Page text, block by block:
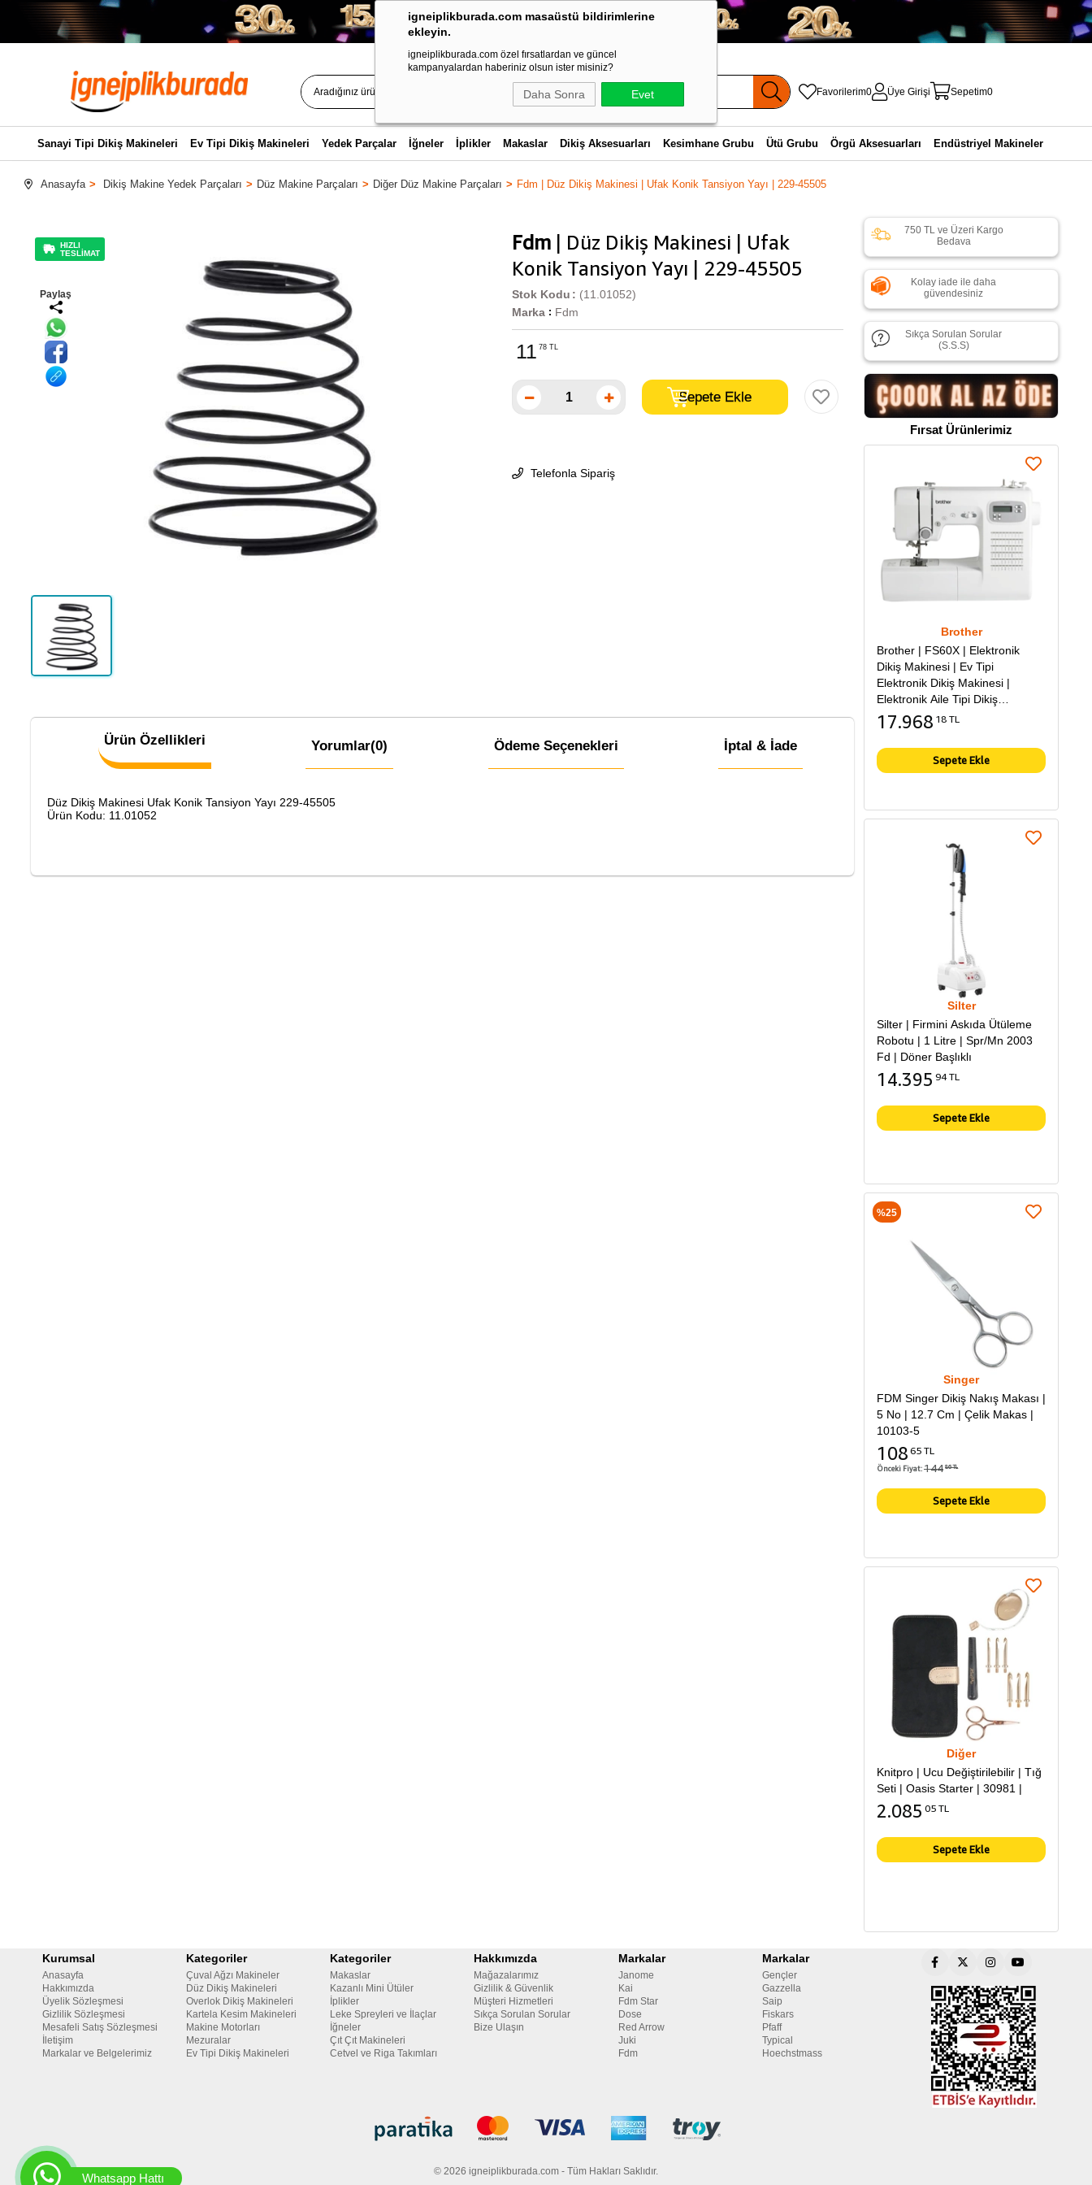
igneiplikburada.com masaüstü bildirimlerine
ekleyin.
igneiplikburada.com özel fırsatlardan ve güncel
kampanyalardan haberiniz olsun ister misiniz?
Daha Sonra Evet Favorilerim0 Üye Girişi Sepetim0
Sanayi Tipi Dikiş Makineleri Ev Tipi Dikiş Makineleri Yedek Parçalar İğneler İplikler Makaslar Dikiş Aksesuarları Kesimhane Grubu Ütü Grubu Örgü Aksesuarları Endüstriyel Makineler
Anasayfa Dikiş Makine Yedek Parçaları Düz Makine Parçaları Diğer Düz Makine Parçaları Fdm | Düz Dikiş Makinesi | Ufak Konik Tansiyon Yayı | 229-45505
HIZLI
TESLİMAT
Paylaş
Fdm | Düz Dikiş Makinesi | Ufak
Konik Tansiyon Yayı | 229-45505
(11.01052)
Stok Kodu
Marka : Fdm
11 78 TL
Telefonla Sipariş
Ürün Özellikleri Yorumlar(0) Ödeme Seçenekleri İptal & İade
Düz Dikiş Makinesi Ufak Konik Tansiyon Yayı 229-45505
Ürün Kodu: 11.01052
750 TL ve Üzeri Kargo
Bedava
Kolay iade ile daha
güvendesiniz
Sıkça Sorulan Sorular
(S.S.S)
Fırsat Ürünlerimiz
Brother
Brother | FS60X | Elektronik
Dikiş Makinesi | Ev Tipi
Elektronik Dikiş Makinesi |
Elektronik Aile Tipi Dikiş
Makinesi
17.968 18 TL
Sepete Ekle
Silter
Silter | Firmini Askıda Ütüleme
Robotu | 1 Litre | Spr/Mn 2003
Fd | Döner Başlıklı
14.395 94 TL
Sepete Ekle
Singer
FDM Singer Dikiş Nakış Makası |
5 No | 12.7 Cm | Çelik Makas |
10103-5
108 65 TL
Önceki Fiyat:144 86 TL
Sepete Ekle
%25
Diğer
Knitpro | Ucu Değiştirilebilir | Tığ
Seti | Oasis Starter | 30981 |
2.085 05 TL
Sepete Ekle
Kurumsal
Anasayfa
Hakkımızda
Üyelik Sözleşmesi
Gizlilik Sözleşmesi
Mesafeli Satış Sözleşmesi
İletişim
Markalar ve Belgelerimiz
Kategoriler
Çuval Ağzı Makineler
Düz Dikiş Makineleri
Overlok Dikiş Makineleri
Kartela Kesim Makineleri
Makine Motorları
Mezuralar
Ev Tipi Dikiş Makineleri
Kategoriler
Makaslar
Kazanlı Mini Ütüler
İplikler
Leke Spreyleri ve İlaçlar
İğneler
Çıt Çıt Makineleri
Cetvel ve Riga Takımları
Hakkımızda
Mağazalarımız
Gizlilik & Güvenlik
Müşteri Hizmetleri
Sıkça Sorulan Sorular
Bize Ulaşın
Markalar
Janome
Kai
Fdm Star
Dose
Red Arrow
Juki
Fdm
Markalar
Gençler
Gazzella
Saip
Fiskars
Pfaff
Typical
Hoechstmass
© 2026 igneiplikburada.com - Tüm Hakları Saklıdır.
Whatsapp Hattı